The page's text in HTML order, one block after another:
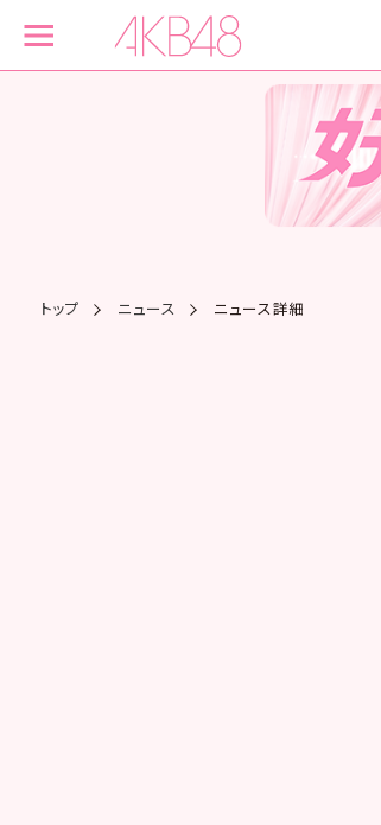
トップ ニュース ニュース詳細